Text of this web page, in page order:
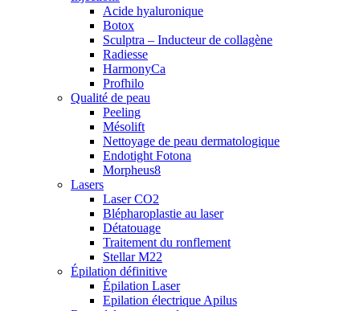
Acide hyaluronique
Botox
Sculptra – Inducteur de collagène
Radiesse
HarmonyCa
Profhilo
Qualité de peau
Peeling
Mésolift
Nettoyage de peau dermatologique
Endotight Fotona
Morpheus8
Lasers
Laser CO2
Blépharoplastie au laser
Détatouage
Traitement du ronflement
Stellar M22
Épilation définitive
Épilation Laser
Epilation électrique Apilus